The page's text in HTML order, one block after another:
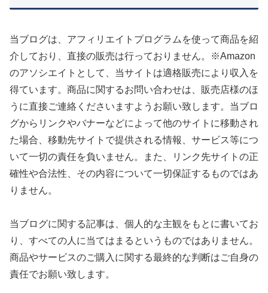
当ブログは、アフィリエイトプログラムを使って商品を紹
介しており、直接の販売は行っておりません。※Amazon
のアソシエイトとして、当サイトは適格販売により収入を
得ています。商品に関するお問い合わせは、販売店様のほ
うに直接ご連絡くださいますようお願い致します。当ブロ
グからリンクやバナーなどによって他のサイトに移動され
た場合、移動先サイトで提供される情報、サービス等につ
いて一切の責任を負いません。また、リンク先サイトの正
確性や合法性、その内容について一切保証するものではあ
りません。
当ブログに関する記事は、個人的な主観をもとに書いてお
り、すべての人に当てはまるというものではありません。
商品やサービスのご購入に関する最終的な判断はご自身の
責任でお願い致します。